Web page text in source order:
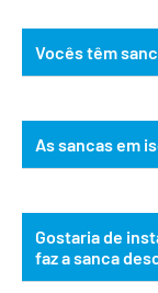
Vocês têm
As sancas em
Gostaria de
faz a sanca